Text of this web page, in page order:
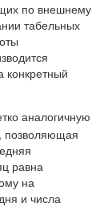
по внешнему
табельных
конкретный
аналогичную
позволяющая
равна
на
и числа